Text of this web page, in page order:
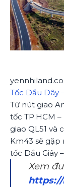
Tốc Dầu Dây
Từ nút giao
tốc TP.HCM
giao QL51 và
Km43 sẽ gặp
tốc Dầu Giây
Xem
https://